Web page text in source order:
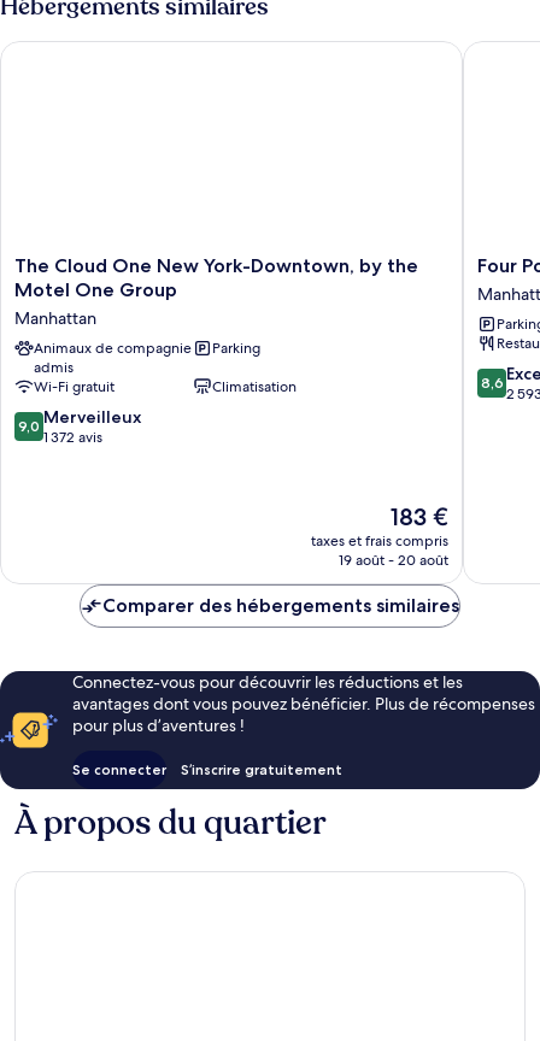
de
Chambre
The
Cloud
New
York-
Downtown,
by
the
Motel
The Cloud One New York-Downtown, by the
Motel One Group
Manhattan
Animaux de compagnie
admis
Parking
Wi-Fi gratuit
Climatisation
9.0
sur
9,0 Merveilleux
1 372 avis
Le
nouveau
prix
de
183 €
taxes et frais compris
19 août - 20 août
The Cloud One New York-Downtown, by the Motel One
Four
Points
By
New
York
Four
8.6
sur
8,6
2
Four
Comparer des hébergements similaires
Connectez-vous pour découvrir les réductions et les
avantages dont vous pouvez bénéficier. Plus de récompenses
pour plus d’aventures !
Se connecter S’inscrire gratuitement
À propos du quartier